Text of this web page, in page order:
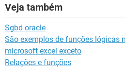
Veja também
Sgbd oracle
São exemplos de funções lógicas
microsoft excel exceto
Relações e funções